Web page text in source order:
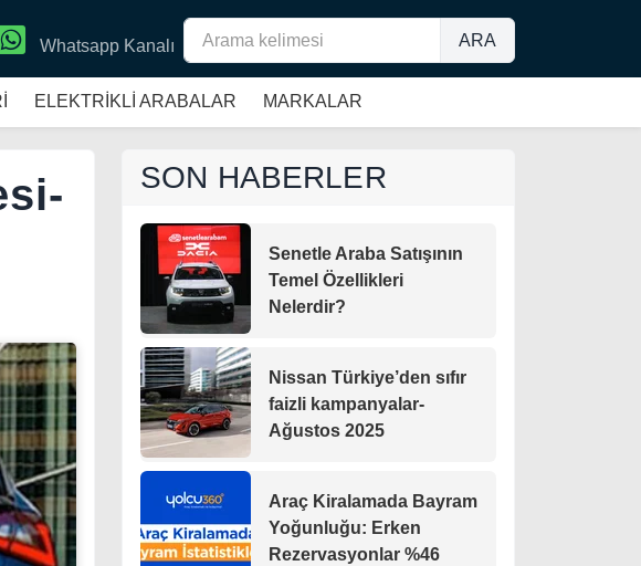
ARA
Whatsapp Kanalı
ELEKTRİKLİ ARABALAR MARKALAR
SON HABERLER
Senetle Araba Satışının
Temel Özellikleri
Nelerdir?
Nissan Türkiye’den sıfır
faizli kampanyalar-
Ağustos 2025
Araç Kiralamada Bayram
Yoğunluğu: Erken
Rezervasyonlar %46